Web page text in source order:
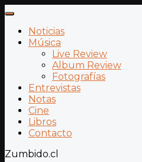
Noticias
Música
Live Review
Album Review
Fotografías
Entrevistas
Notas
Cine
Libros
Contacto
Zumbido.cl